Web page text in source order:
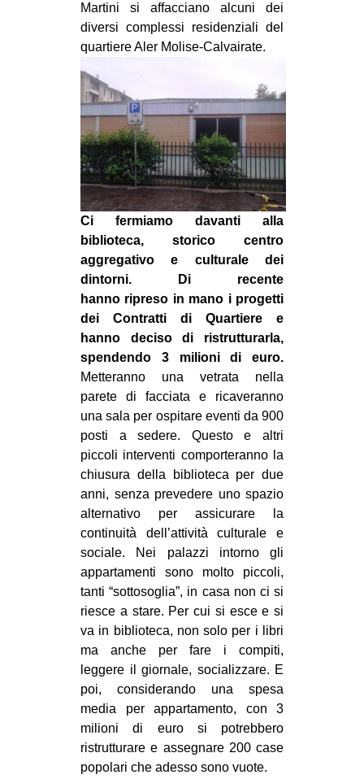
Martini si affacciano alcuni dei
diversi complessi residenziali del
quartiere Aler Molise-Calvairate.
Ci fermiamo davanti alla
biblioteca, storico centro
aggregativo e culturale dei
dintorni. Di recente
hanno ripreso in mano i progetti
dei Contratti di Quartiere e
hanno deciso di ristrutturarla,
spendendo 3 milioni di euro.
Metteranno una vetrata nella
parete di facciata e ricaveranno
una sala per ospitare eventi da 900
posti a sedere. Questo e altri
piccoli interventi comporteranno la
chiusura della biblioteca per due
anni, senza prevedere uno spazio
alternativo per assicurare la
continuità dell’attività culturale e
sociale. Nei palazzi intorno gli
appartamenti sono molto piccoli,
tanti “sottosoglia”, in casa non ci si
riesce a stare. Per cui si esce e si
va in biblioteca, non solo per i libri
ma anche per fare i compiti,
leggere il giornale, socializzare. E
poi, considerando una spesa
media per appartamento, con 3
milioni di euro si potrebbero
ristrutturare e assegnare 200 case
popolari che adesso sono vuote.